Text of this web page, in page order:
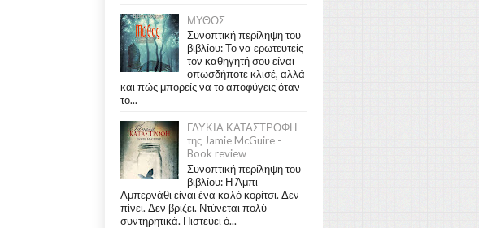
ΜΥΘΟΣ
Συνοπτική περίληψη του
βιβλίου: Το να ερωτευτείς
τον καθηγητή σου είναι
οπωσδήποτε κλισέ, αλλά
και πώς μπορείς να το αποφύγεις όταν
το...
ΓΛΥΚΙΑ ΚΑΤΑΣΤΡΟΦΗ
της Jamie McGuire -
Book review
Συνοπτική περίληψη του
βιβλίου: Η Άμπι
Αμπερνάθι είναι ένα καλό κορίτσι. Δεν
πίνει. Δεν βρίζει. Ντύνεται πολύ
συντηρητικά. Πιστεύει ό...